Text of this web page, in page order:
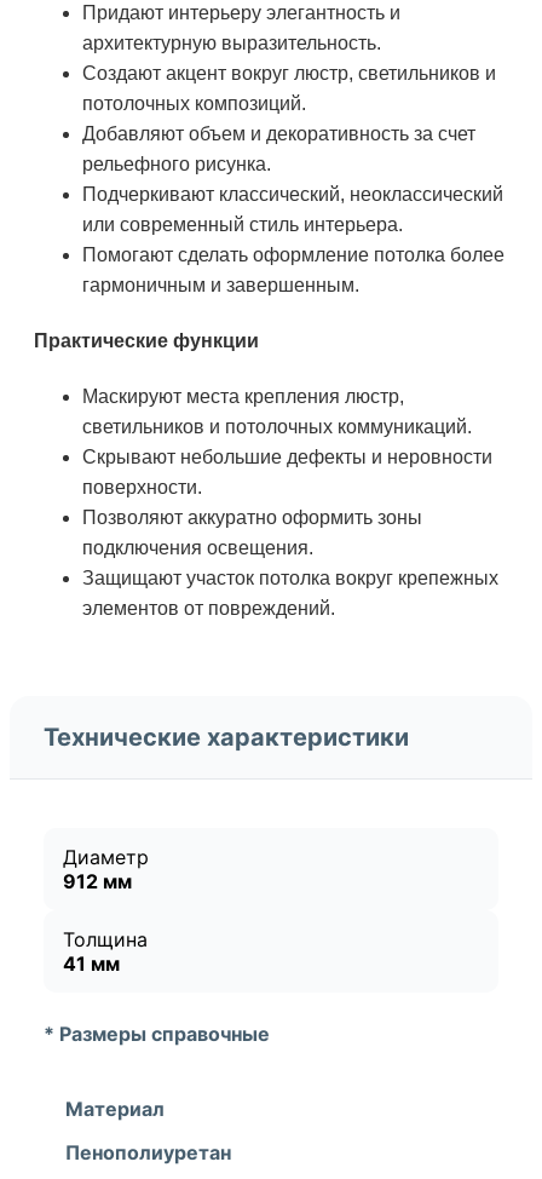
Придают интерьеру элегантность и
архитектурную выразительность.
Создают акцент вокруг люстр, светильников и
потолочных композиций.
Добавляют объем и декоративность за счет
рельефного рисунка.
Подчеркивают классический, неоклассический
или современный стиль интерьера.
Помогают сделать оформление потолка более
гармоничным и завершенным.
Практические функции
Маскируют места крепления люстр,
светильников и потолочных коммуникаций.
Скрывают небольшие дефекты и неровности
поверхности.
Позволяют аккуратно оформить зоны
подключения освещения.
Защищают участок потолка вокруг крепежных
элементов от повреждений.
Технические характеристики
Диаметр
912 мм
Толщина
41 мм
* Размеры справочные
Материал
Пенополиуретан